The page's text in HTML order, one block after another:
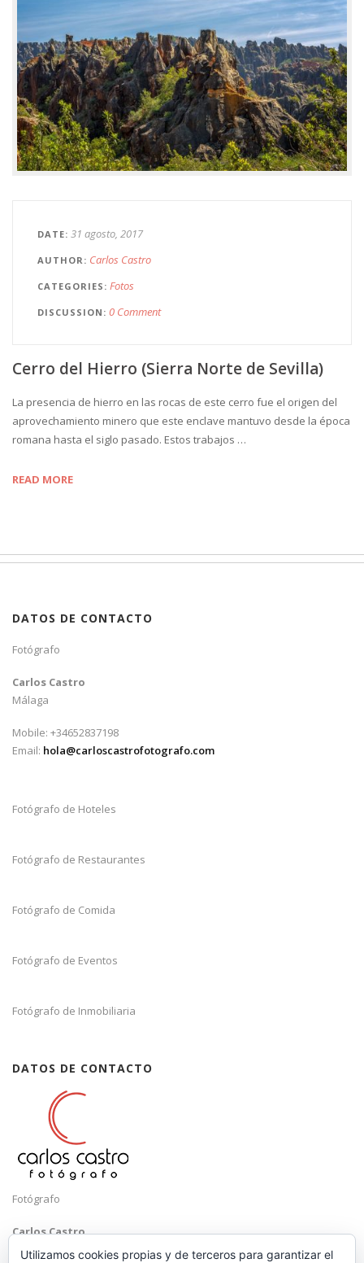
DATE 31 agosto, 2017
AUTHOR Carlos Castro
CATEGORIES Fotos
DISCUSSION 0 Comment
Cerro del Hierro (Sierra Norte de Sevilla)
La presencia de hierro en las rocas de este cerro fue el origen del
aprovechamiento minero que este enclave mantuvo desde la época
romana hasta el siglo pasado. Estos trabajos …
READ MORE
DATOS DE CONTACTO
Fotógrafo
Carlos Castro
Málaga
Mobile: +34652837198
Email: hola@carloscastrofotografo.com
Fotógrafo de Hoteles
Fotógrafo de Restaurantes
Fotógrafo de Comida
Fotógrafo de Eventos
Fotógrafo de Inmobiliaria
DATOS DE CONTACTO
Fotógrafo
Carlos Castro
Málaga
Utilizamos cookies propias y de terceros para garantizar el